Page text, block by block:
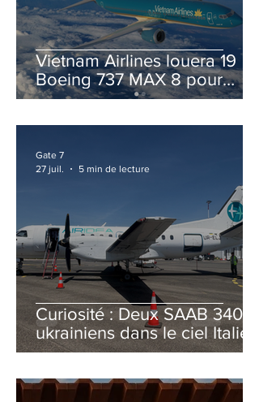
Vietnam Airlines louera 19
Boeing 737 MAX 8 pour
accélérer la modernisation
Curiosité : Deux SAAB 340B
ukrainiens dans le ciel Italien
cet été
Gate 7
27 juil.
5 min de lecture